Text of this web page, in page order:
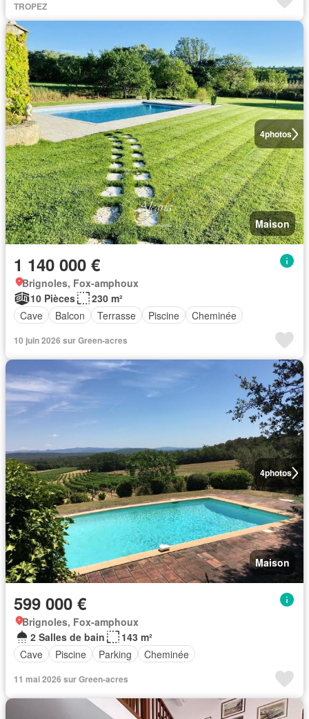
TROPEZ
4photos
Maison
1 140 000 €
Brignoles, Fox-amphoux
10 Pièces
230 m²
Cave
Balcon Terrasse Piscine Cheminée
10 juin 2026 sur Green-acres
4photos
Maison
599 000 €
Brignoles, Fox-amphoux
2 Salles de bain
143 m²
Cave
Piscine Parking Cheminée
11 mai 2026 sur Green-acres